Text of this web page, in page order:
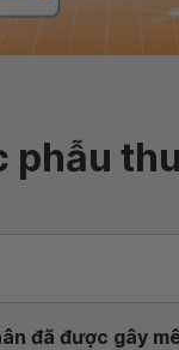
phẫu
đã được gây